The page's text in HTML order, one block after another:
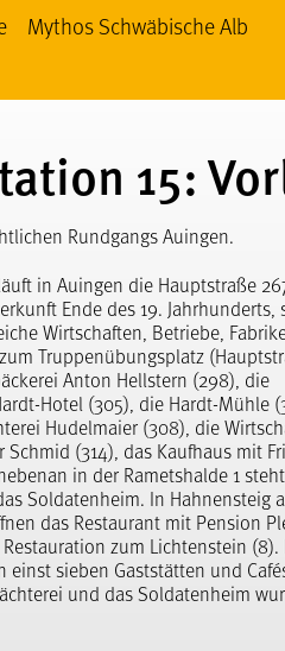
Mythos Schwäbische Alb
facebook
bei YouTube
Alb bei Instagram
15:
Rundgangs Auingen.
in Auingen die Hauptstraße
Ende des 19. Jahrhunderts,
Wirtschaften, Betriebe,
Truppenübungsplatz
Anton Hellstern (298), die
Hotel (305), die Hardt-Mühle
Hudelmaier (308), die
(314), das Kaufhaus mit
in der Rametshalde 1
Soldatenheim. In Hahnensteig
das Restaurant mit Pension
zum Lichtenstein
sieben Gaststätten und
und das Soldatenheim